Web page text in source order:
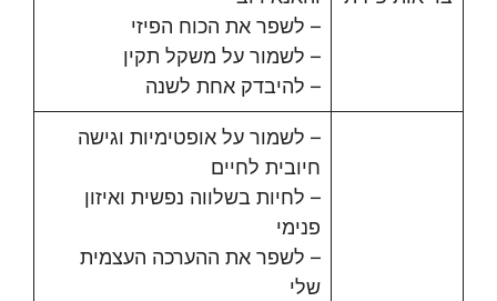
– לשפר את הכוח הפיזי
– לשמור על משקל תקין
– להיבדק אחת לשנה
– לשמור על אופטימיות וגישה
חיובית לחיים
– לחיות בשלווה נפשית ואיזון
פנימי
– לשפר את ההערכה העצמית
שלי